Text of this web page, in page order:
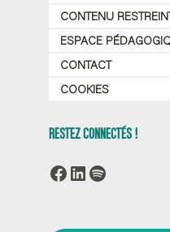
CONTENU
ESPACE
CONTACT
COOKIES
RESTEZ CONNECTÉS !
Facebook
LinkedIn
Spotify